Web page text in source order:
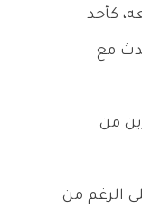
كأحد
مع
من
الرغم من